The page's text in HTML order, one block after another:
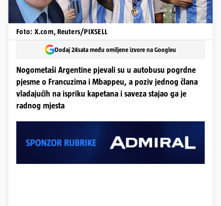
Foto: X.com, Reuters/PIXSELL
Dodaj 24sata među omiljene izvore na Googleu
Nogometaši Argentine pjevali su u autobusu pogrdne
pjesme o Francuzima i Mbappeu, a poziv jednog člana
vladajućih na ispriku kapetana i saveza stajao ga je
radnog mjesta